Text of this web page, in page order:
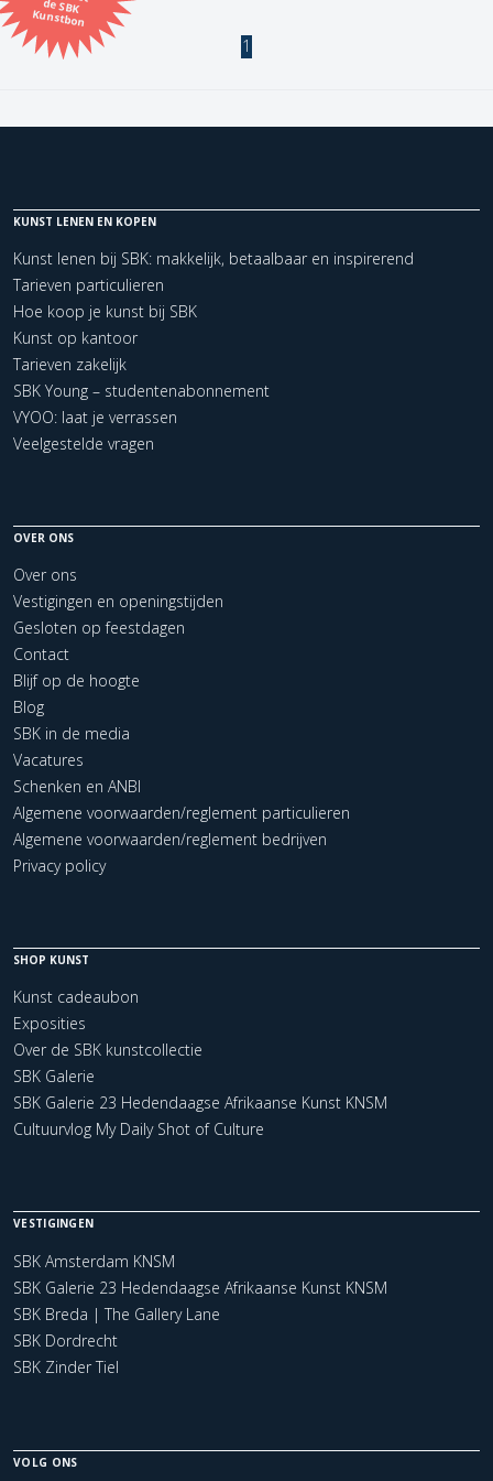
Kunstbon
Kunstenaar
Kerncollectie
1 items. Pagina: 1
1
KUNST LENEN EN KOPEN
Kunst lenen bij SBK: makkelijk, betaalbaar en inspirerend
Tarieven particulieren
Hoe koop je kunst bij SBK
Kunst op kantoor
Tarieven zakelijk
SBK Young – studentenabonnement
VYOO: laat je verrassen
Veelgestelde vragen
OVER ONS
Over ons
Vestigingen en openingstijden
Gesloten op feestdagen
Contact
Blijf op de hoogte
Blog
SBK in de media
Vacatures
Schenken en ANBI
Algemene voorwaarden/reglement particulieren
Algemene voorwaarden/reglement bedrijven
Privacy policy
SHOP KUNST
Kunst cadeaubon
Exposities
Over de SBK kunstcollectie
SBK Galerie
SBK Galerie 23 Hedendaagse Afrikaanse Kunst KNSM
Cultuurvlog My Daily Shot of Culture
VESTIGINGEN
SBK Amsterdam KNSM
SBK Galerie 23 Hedendaagse Afrikaanse Kunst KNSM
SBK Breda | The Gallery Lane
SBK Dordrecht
SBK Zinder Tiel
VOLG ONS